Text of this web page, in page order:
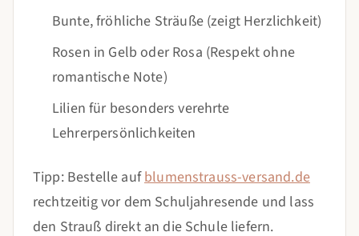
Bunte, fröhliche Sträuße (zeigt Herzlichkeit)
Rosen in Gelb oder Rosa (Respekt ohne
romantische Note)
Lilien für besonders verehrte
Lehrerpersönlichkeiten
Tipp: Bestelle aufblumenstrauss-versand.de
rechtzeitig vor dem Schuljahresende und lass
den Strauß direkt an die Schule liefern.